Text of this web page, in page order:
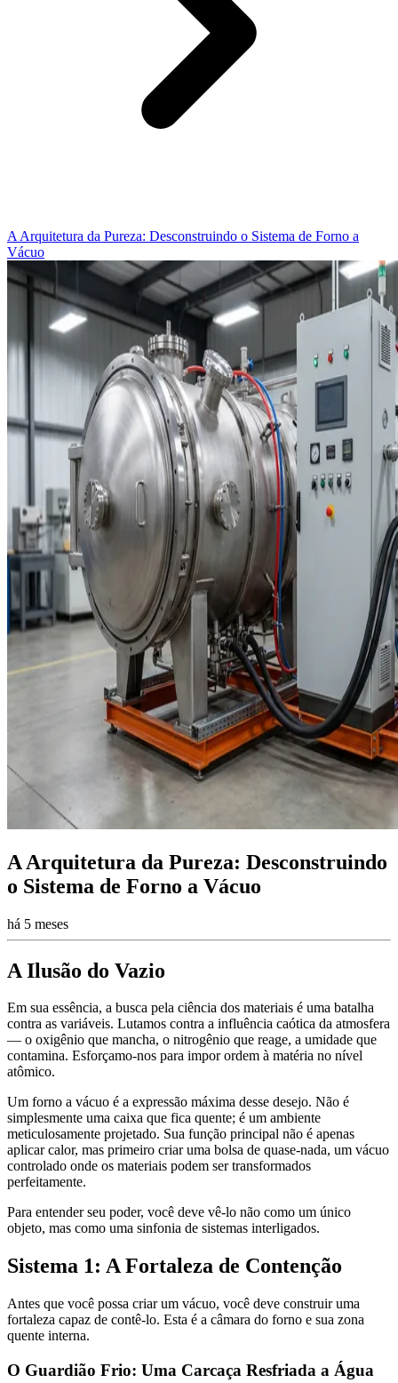
A Arquitetura da Pureza: Desconstruindo o Sistema de Forno a
Vácuo
A Arquitetura da Pureza: Desconstruindo
o Sistema de Forno a Vácuo
há 5 meses
A Ilusão do Vazio
Em sua essência, a busca pela ciência dos materiais é uma batalha
contra as variáveis. Lutamos contra a influência caótica da atmosfera
— o oxigênio que mancha, o nitrogênio que reage, a umidade que
contamina. Esforçamo-nos para impor ordem à matéria no nível
atômico.
Um forno a vácuo é a expressão máxima desse desejo. Não é
simplesmente uma caixa que fica quente; é um ambiente
meticulosamente projetado. Sua função principal não é apenas
aplicar calor, mas primeiro criar uma bolsa de quase-nada, um vácuo
controlado onde os materiais podem ser transformados
perfeitamente.
Para entender seu poder, você deve vê-lo não como um único
objeto, mas como uma sinfonia de sistemas interligados.
Sistema 1: A Fortaleza de Contenção
Antes que você possa criar um vácuo, você deve construir uma
fortaleza capaz de contê-lo. Esta é a câmara do forno e sua zona
quente interna.
O Guardião Frio: Uma Carcaça Resfriada a Água